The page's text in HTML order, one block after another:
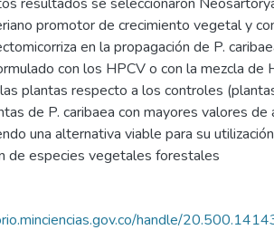
promotor de crecimiento vegetal y
en la propagación de P.
con los HPCV o con la mezcla
plantas respecto a los controles
de P. caribaea con mayores valores
una alternativa viable para su
de especies vegetales forestales
handle/